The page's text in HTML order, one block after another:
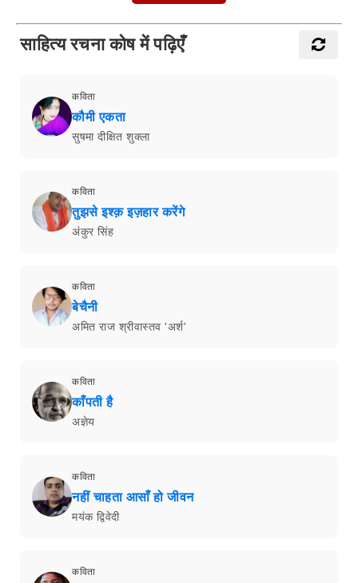
साहित्य रचना कोष में पढ़िएँ
कविता
कौमी एकता
सुषमा दीक्षित शुक्ला
कविता
तुझसे इश्क़ इज़हार करेंगे
अंकुर सिंह
कविता
बेचैनी
अमित राज श्रीवास्तव 'अर्श'
कविता
काँपती है
अज्ञेय
कविता
नहीं चाहता आसाँ हो जीवन
मयंक द्विवेदी
कविता